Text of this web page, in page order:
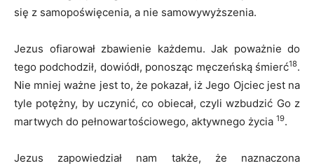
się z samopoświęcenia, a nie samowywyższenia.
Jezus ofiarował zbawienie każdemu. Jak poważnie do
tego podchodził, dowiódł, ponosząc męczeńską śmierć18.
Nie mniej ważne jest to, że pokazał, iż Jego Ojciec jest na
tyle potężny, by uczynić, co obiecał, czyli wzbudzić Go z
martwych do pełnowartościowego, aktywnego życia 19.
Jezus zapowiedział nam także, że naznaczona